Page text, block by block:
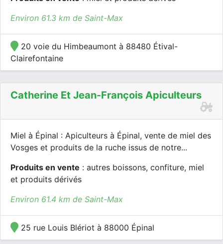
Environ 61.3 km de Saint-Max
20 voie du Himbeaumont à 88480 Étival-
Clairefontaine
Catherine Et Jean-François Apiculteurs
Miel à Épinal : Apiculteurs à Épinal, vente de miel des
Vosges et produits de la ruche issus de notre...
Produits en vente : autres boissons, confiture, miel
et produits dérivés
Environ 61.4 km de Saint-Max
25 rue Louis Blériot à 88000 Épinal